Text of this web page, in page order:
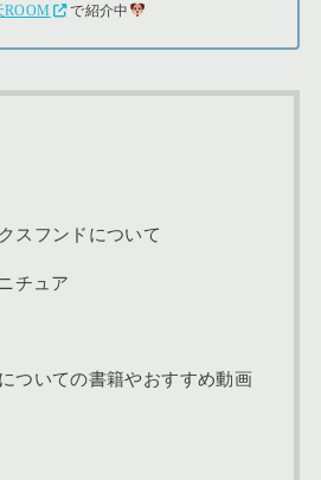
ROOM で紹介中
スフンドについて
チュア
ついての書籍やおすすめ動画